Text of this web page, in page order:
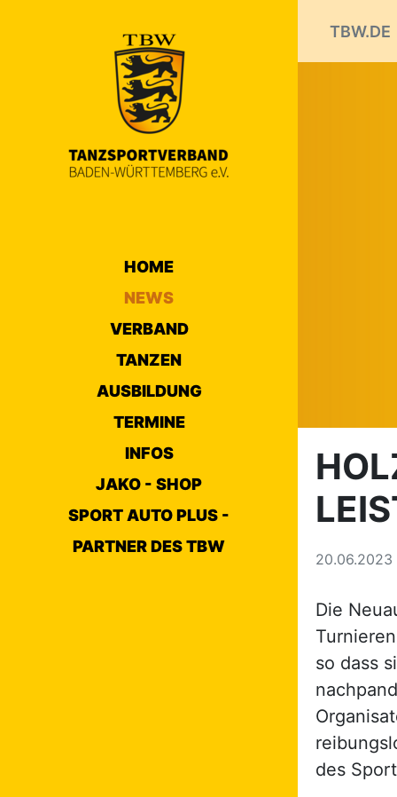
HOME
NEWS
VERBAND
TANZEN
AUSBILDUNG
TERMINE
INFOS
JAKO - SHOP
SPORT AUTO PLUS -
PARTNER DES TBW
TBW.DE
20.06.2023
Die
so dass
des